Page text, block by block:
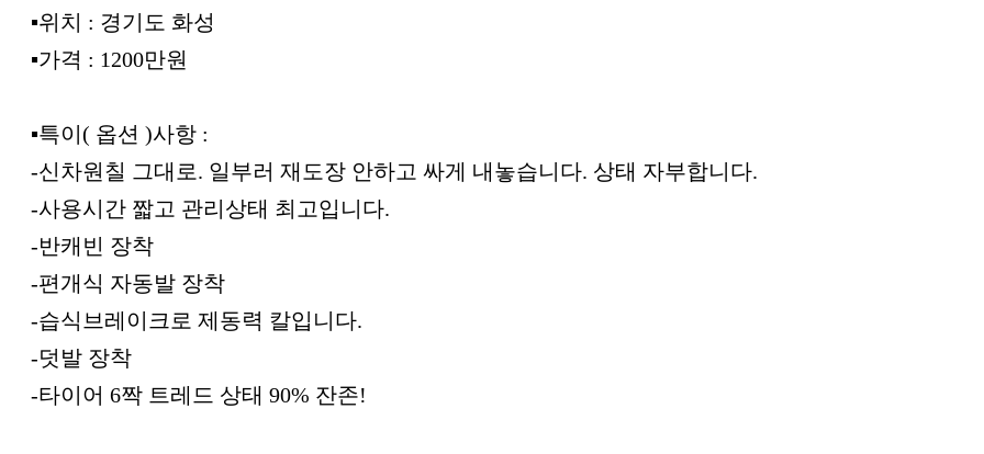
▪︎위치 : 경기도 화성
▪︎가격 : 1200만원
▪︎특이( 옵션 )사항 :
-신차원칠 그대로. 일부러 재도장 안하고 싸게 내놓습니다. 상태 자부합니다.
-사용시간 짧고 관리상태 최고입니다.
-반캐빈 장착
-편개식 자동발 장착
-습식브레이크로 제동력 칼입니다.
-덧발 장착
-타이어 6짝 트레드 상태 90% 잔존!